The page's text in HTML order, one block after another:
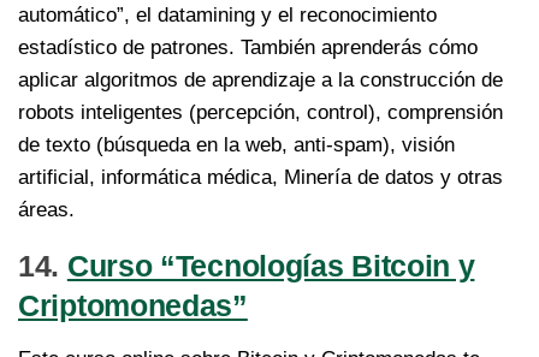
automático”, el datamining y el reconocimiento
estadístico de patrones. También aprenderás cómo
aplicar algoritmos de aprendizaje a la construcción de
robots inteligentes (percepción, control), comprensión
de texto (búsqueda en la web, anti-spam), visión
artificial, informática médica, Minería de datos y otras
áreas.
14. Curso “Tecnologías Bitcoin y
Criptomonedas”